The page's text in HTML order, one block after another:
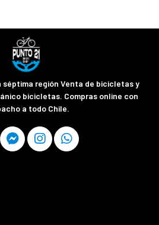
región Venta de bicicletas y
bicicletas. Compras online con
a todo Chile.